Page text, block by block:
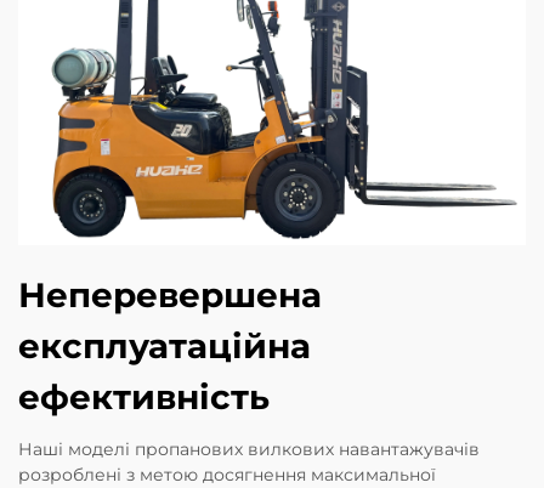
Неперевершена
експлуатаційна
ефективність
Наші моделі пропанових вилкових навантажувачів
розроблені з метою досягнення максимальної